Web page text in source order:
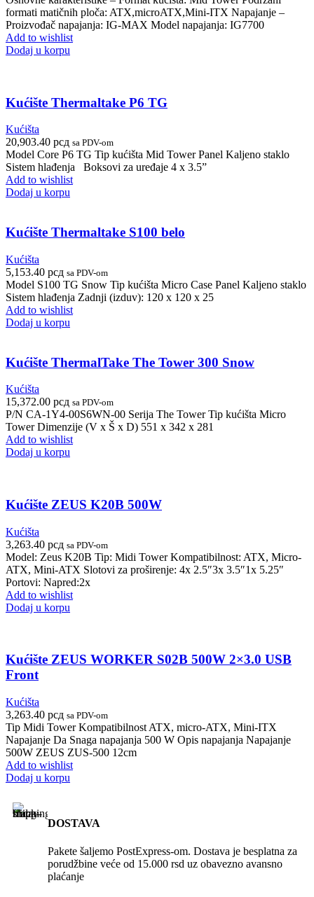
formati matičnih ploča: ATX,microATX,Mini-ITX Napajanje –
Proizvođač napajanja: IG-MAX Model napajanja: IG7700
Add to wishlist
Dodaj u korpu
Kućište Thermaltake P6 TG
Kućišta
20,903.40 рсд sa PDV-om
Model Core P6 TG Tip kućišta Mid Tower Panel Kaljeno staklo
Sistem hlađenja Boksovi za uređaje 4 x 3.5”
Add to wishlist
Dodaj u korpu
Kućište Thermaltake S100 belo
Kućišta
5,153.40 рсд sa PDV-om
Model S100 TG Snow Tip kućišta Micro Case Panel Kaljeno staklo
Sistem hlađenja Zadnji (izduv): 120 x 120 x 25
Add to wishlist
Dodaj u korpu
Kućište ThermalTake The Tower 300 Snow
Kućišta
15,372.00 рсд sa PDV-om
P/N CA-1Y4-00S6WN-00 Serija The Tower Tip kućišta Micro
Tower Dimenzije (V x Š x D) 551 x 342 x 281
Add to wishlist
Dodaj u korpu
Kućište ZEUS K20B 500W
Kućišta
3,263.40 рсд sa PDV-om
Model: Zeus K20B Tip: Midi Tower Kompatibilnost: ATX, Micro-
ATX, Mini-ATX Slotovi za proširenje: 4x 2.5″3x 3.5″1x 5.25″
Portovi: Napred:2x
Add to wishlist
Dodaj u korpu
Kućište ZEUS WORKER S02B 500W 2×3.0 USB
Front
Kućišta
3,263.40 рсд sa PDV-om
Tip Midi Tower Kompatibilnost ATX, micro-ATX, Mini-ITX
Napajanje Da Snaga napajanja 500 W Opis napajanja Napajanje
500W ZEUS ZUS-500 12cm
Add to wishlist
Dodaj u korpu
DOSTAVA
Pakete šaljemo PostExpress-om. Dostava je besplatna za
porudžbine veće od 15.000 rsd uz obavezno avansno
plaćanje